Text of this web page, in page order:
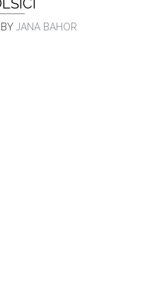
BY JANA BAHOR